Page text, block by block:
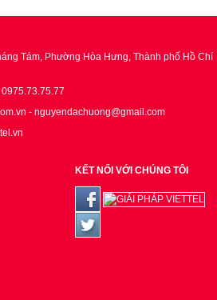
Tám, Phường Hòa Hưng, Thành phố Hồ Chí
- nguyendachuong@gmail.com
KẾT NỐI VỚI CHÚNG TÔI